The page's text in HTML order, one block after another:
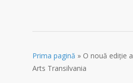
Prima pagină » O nouă ediție
Arts Transilvania